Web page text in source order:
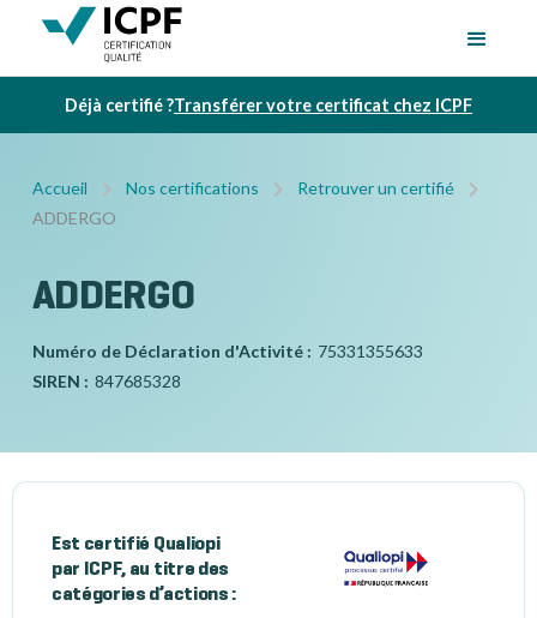
Déjà certifié ?Transférer votre certificat chez ICPF
Accueil Nos certifications
Retrouver un certifié
ADDERGO
ADDERGO
Numéro de Déclaration d'Activité : 75331355633
SIREN : 847685328
Est certifié Qualiopi
par ICPF, au titre des
catégories d’actions :